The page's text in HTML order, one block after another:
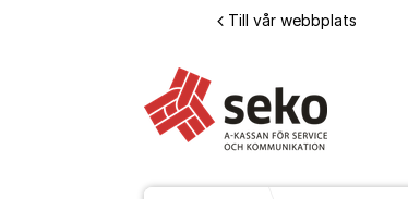
Till vår webbplats